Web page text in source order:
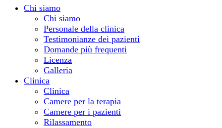
Chi siamo
Chi siamo
Personale della clinica
Testimonianze dei pazienti
Domande più frequenti
Licenza
Galleria
Clinica
Clinica
Camere per la terapia
Camere per i pazienti
Rilassamento